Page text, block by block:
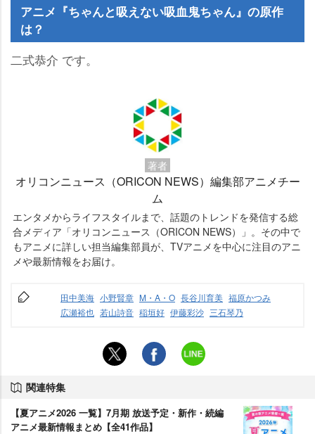
アニメ『ちゃんと吸えない吸血鬼ちゃん』の原作
は？
二式恭介 です。
著者
オリコンニュース（ORICON NEWS）編集部アニメチー
ム
エンタメからライフスタイルまで、話題のトレンドを発信する総
合メディア「オリコンニュース（ORICON NEWS）」。その中で
もアニメに詳しい担当編集部員が、TVアニメを中心に注目のアニ
メや最新情報をお届け。
田中美海 小野賢章 M・A・O 長谷川育美 福原かつみ
広瀬裕也 若山詩音 稲垣好 伊藤彩沙 三石琴乃
関連特集
【夏アニメ2026 一覧】7月期 放送予定・新作・続編
アニメ最新情報まとめ【全41作品】